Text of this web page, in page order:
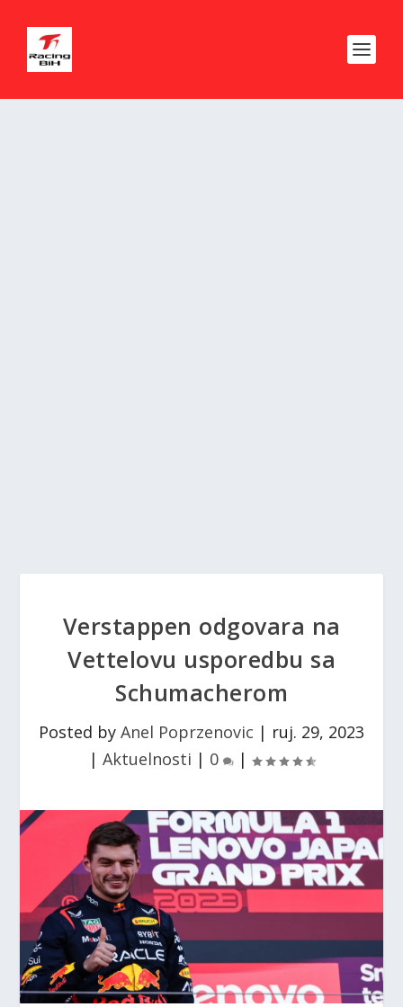
Verstappen odgovara na
Vettelovu usporedbu sa
Schumacherom
Posted by Anel Poprzenovic | ruj. 29, 2023
| Aktuelnosti | 0 |